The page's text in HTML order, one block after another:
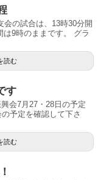
会の試合は、13時30分開
9時のままです。 グラ
読む
す
会7月27・28日の予定
予定を確認して下さ
読む